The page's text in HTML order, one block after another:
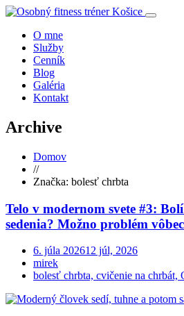
O mne
Služby
Cenník
Blog
Galéria
Kontakt
Archive
Domov
//
Značka: bolesť chrbta
Telo v modernom svete #3:
sedenia? Možno problém
6. júla 202612 júl, 2026
mirek
bolesť chrbta, cvičenie na chrbát,